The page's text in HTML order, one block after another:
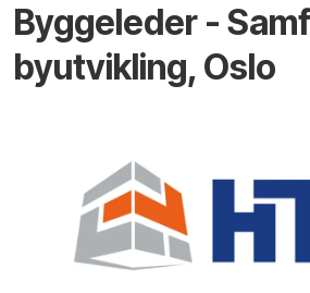
Byggeleder -
byutvikling, Oslo